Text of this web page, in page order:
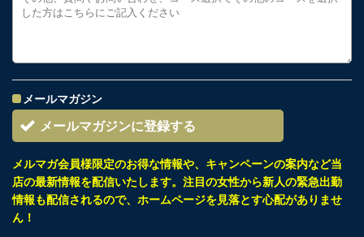
メールマガジン
メールマガジンに登録する
メルマガ会員様限定のお得な情報や、キャンペーンの案内など当
店の最新情報を配信いたします。注目の女性から新人の緊急出勤
情報も配信されるので、ホームページを見落とす心配がありませ
ん！